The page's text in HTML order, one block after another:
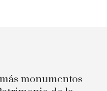
monumentos